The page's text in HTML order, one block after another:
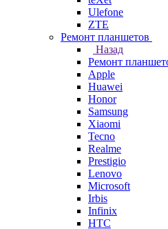
Ulefone
ZTE
Ремонт планшетов
Назад
Ремонт
Apple
Huawei
Honor
Samsung
Xiaomi
Tecno
Realme
Prestigio
Lenovo
Microsoft
Irbis
Infinix
HTC